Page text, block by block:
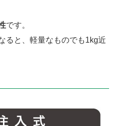
です。
ると、軽量なものでも1kg近